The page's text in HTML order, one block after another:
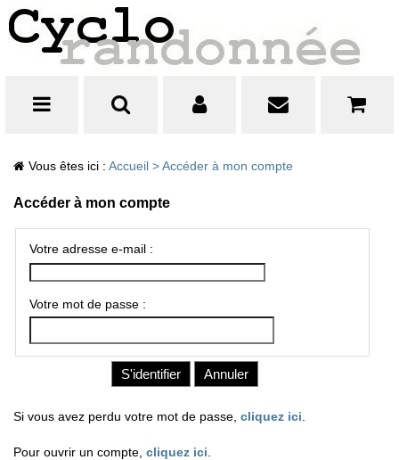
Vous êtes ici : Accueil > Accéder à mon compte
Accéder à mon compte
Votre adresse e-mail :
Votre mot de passe :
Si vous avez perdu votre mot de passe, cliquez ici.
Pour ouvrir un compte, cliquez ici